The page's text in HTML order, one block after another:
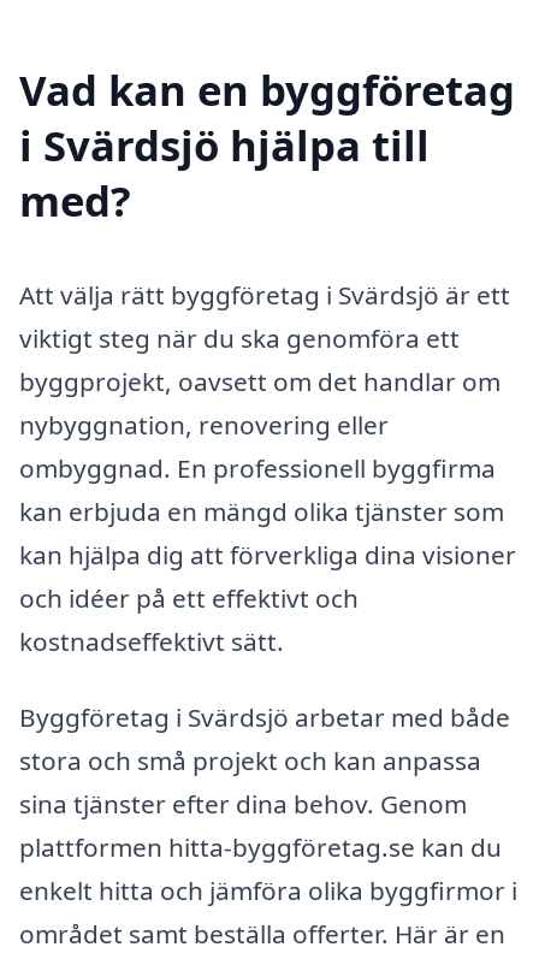
Vad kan en byggföretag
i Svärdsjö hjälpa till
med?
Att välja rätt byggföretag i Svärdsjö är ett
viktigt steg när du ska genomföra ett
byggprojekt, oavsett om det handlar om
nybyggnation, renovering eller
ombyggnad. En professionell byggfirma
kan erbjuda en mängd olika tjänster som
kan hjälpa dig att förverkliga dina visioner
och idéer på ett effektivt och
kostnadseffektivt sätt.
Byggföretag i Svärdsjö arbetar med både
stora och små projekt och kan anpassa
sina tjänster efter dina behov. Genom
plattformen hitta-byggföretag.se kan du
enkelt hitta och jämföra olika byggfirmor i
området samt beställa offerter. Här är en